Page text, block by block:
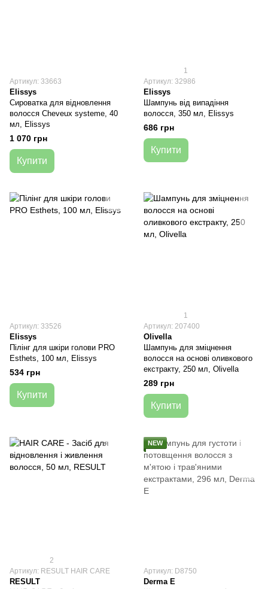
Артикул: 33663
Elissys
Сироватка для відновлення
волосся Cheveux systeme, 40
мл, Elissys
1 070 грн
Купити
1
Артикул: 32986
Elissys
Шампунь від випадіння
волосся, 350 мл, Elissys
686 грн
Купити
Артикул: 33526
Elissys
Пілінг для шкіри голови PRO
Esthets, 100 мл, Elissys
534 грн
Купити
1
Артикул: 207400
Olivella
Шампунь для зміцнення
волосся на основі оливкового
екстракту, 250 мл, Olivella
289 грн
Купити
2
Артикул: RESULT HAIR CARE
RESULT
NEW
Артикул: D8750
Derma E